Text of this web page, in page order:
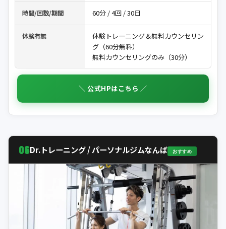
時間/回数/期間 60分 / 4回 / 30日
体験有無
体験トレーニング＆無料カウンセリン
グ（60分無料）
無料カウンセリングのみ（30分）
＼ 公式HPはこちら ／
06Dr.トレーニング / パーソナルジムなんば おすすめ